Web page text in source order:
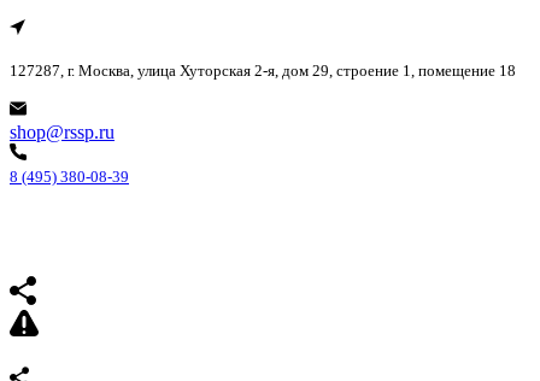
127287, г. Москва, улица Хуторская 2-я, дом 29, строение 1, помещение 18
shop@rssp.ru
8 (495) 380-08-39